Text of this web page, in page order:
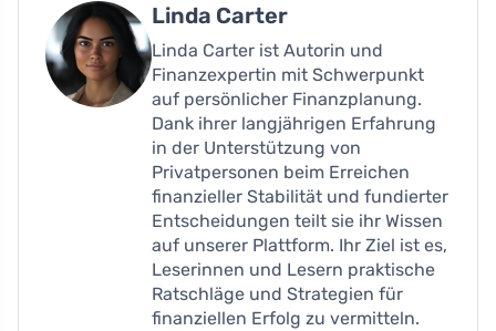
Linda Carter
Linda Carter ist Autorin und
Finanzexpertin mit Schwerpunkt
auf persönlicher Finanzplanung.
Dank ihrer langjährigen Erfahrung
in der Unterstützung von
Privatpersonen beim Erreichen
finanzieller Stabilität und fundierter
Entscheidungen teilt sie ihr Wissen
auf unserer Plattform. Ihr Ziel ist es,
Leserinnen und Lesern praktische
Ratschläge und Strategien für
finanziellen Erfolg zu vermitteln.